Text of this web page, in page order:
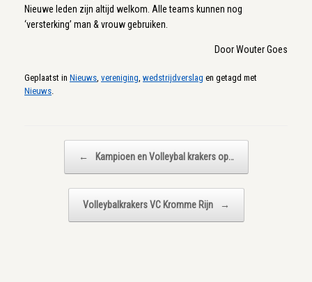
Nieuwe leden zijn altijd welkom. Alle teams kunnen nog
‘versterking’ man & vrouw gebruiken.
Door Wouter Goes
Geplaatst in Nieuws vereniging wedstrijdverslag en getagd met
Nieuws
← Kampioen en Volleybal krakers op…
Volleybalkrakers VC Kromme Rijn →